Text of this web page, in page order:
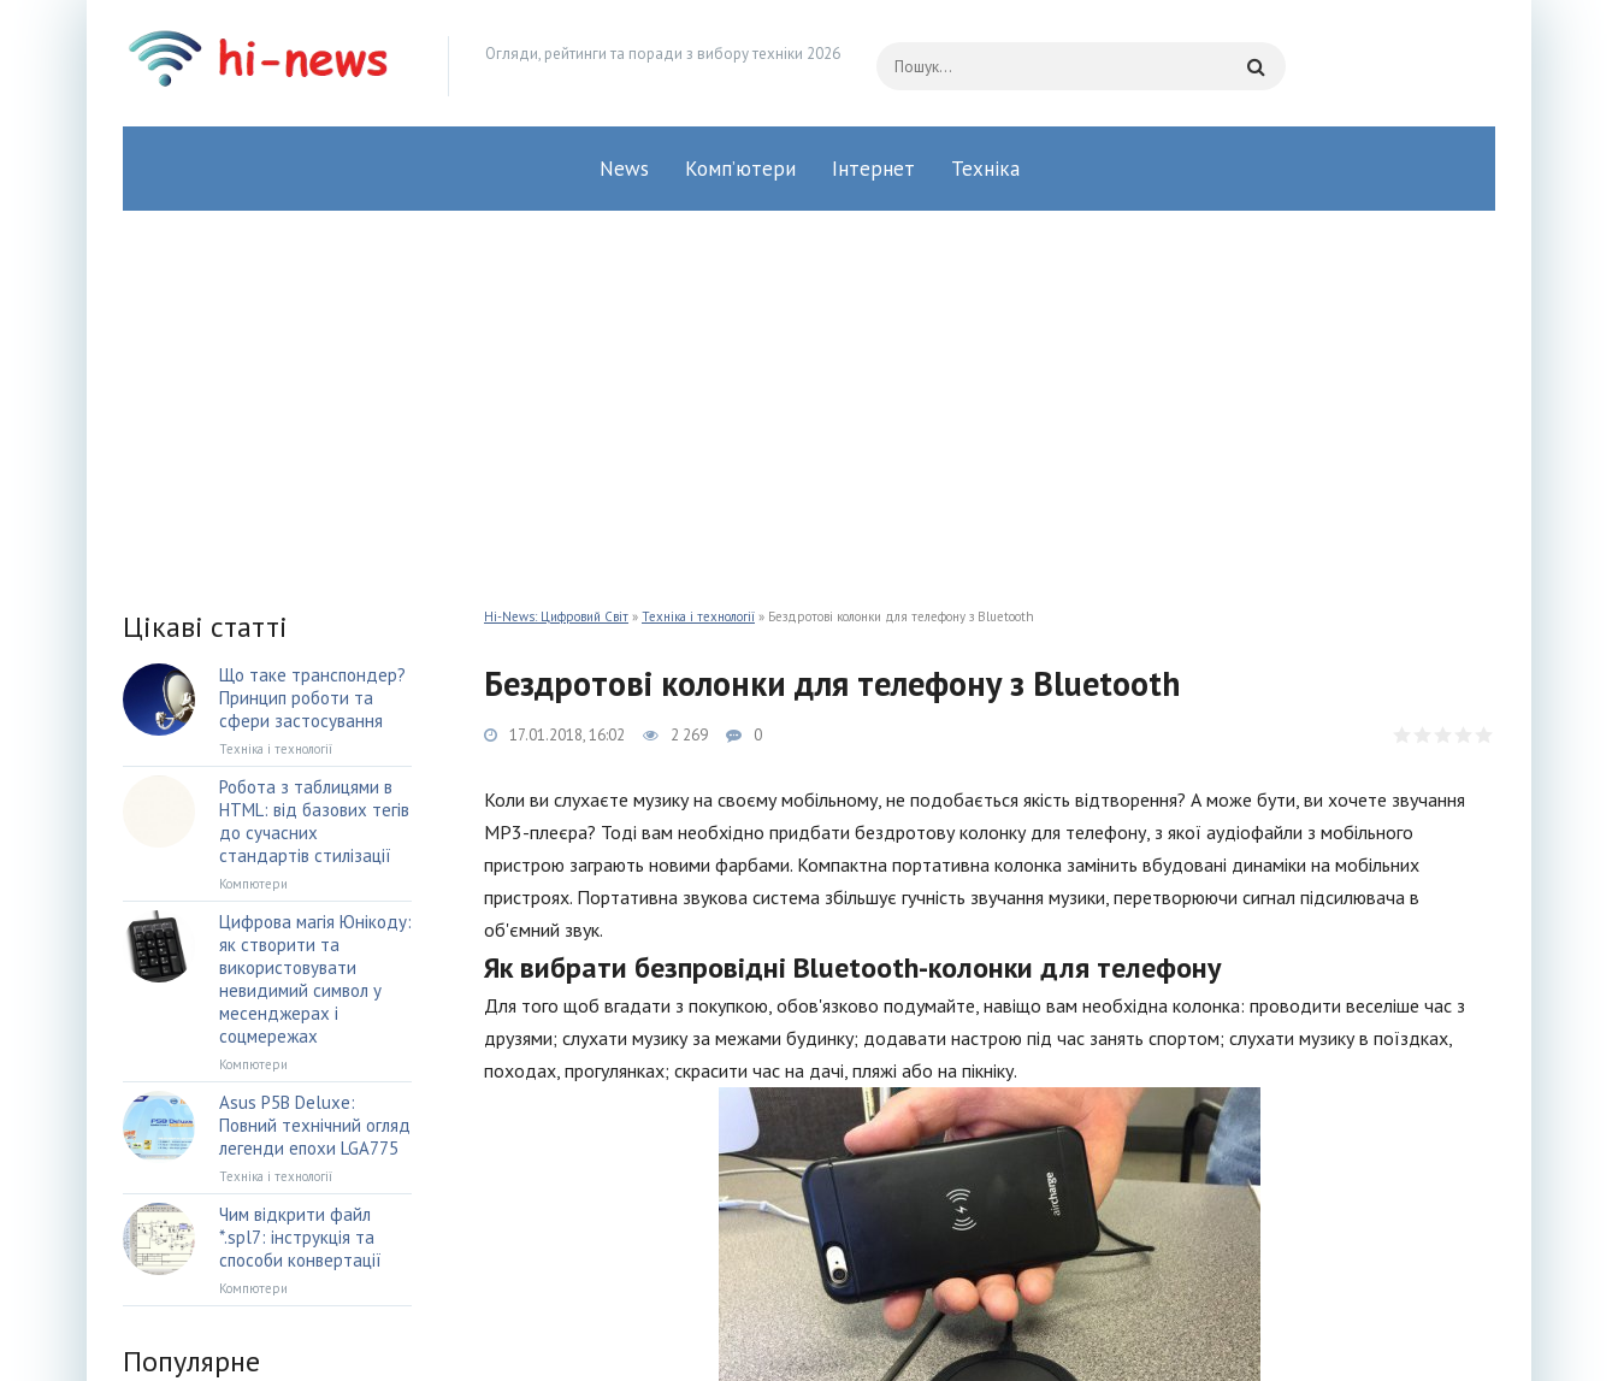
Огляди, рейтинги та поради з вибору техніки 2026
News Комп’ютери Інтернет Техніка
Hi-News: Цифровий Світ » Техніка і технології » Бездротові колонки для телефону з Bluetooth
Бездротові колонки для телефону з Bluetooth
17.01.2018, 16:02 2 269 0
Коли ви слухаєте музику на своєму мобільному, не подобається якість відтворення? А може бути, ви хочете звучання
MP3-плеєра? Тоді вам необхідно придбати бездротову колонку для телефону, з якої аудіофайли з мобільного
пристрою заграють новими фарбами. Компактна портативна колонка замінить вбудовані динаміки на мобільних
пристроях. Портативна звукова система збільшує гучність звучання музики, перетворюючи сигнал підсилювача в
об'ємний звук.
Як вибрати безпровідні Bluetooth-колонки для телефону
Для того щоб вгадати з покупкою, обов'язково подумайте, навіщо вам необхідна колонка: проводити веселіше час з
друзями; слухати музику за межами будинку; додавати настрою під час занять спортом; слухати музику в поїздках,
походах, прогулянках; скрасити час на дачі, пляжі або на пікніку.
Цікаві статті
Що таке транспондер?
Принцип роботи та
сфери застосування
Техніка і технології
Робота з таблицями в
HTML: від базових тегів
до сучасних
стандартів стилізації
Компютери
Цифрова магія Юнікоду:
як створити та
використовувати
невидимий символ у
месенджерах і
соцмережах
Компютери
Asus P5B Deluxe:
Повний технічний огляд
легенди епохи LGA775
Техніка і технології
Чим відкрити файл
*.spl7: інструкція та
способи конвертації
Компютери
Популярне